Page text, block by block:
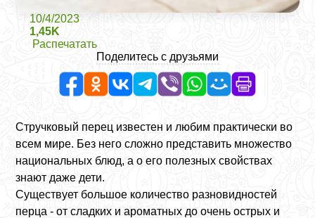
10/4/2023
1,45K
Распечатать
Поделитесь с друзьями
Стручковый перец известен и любим практически во
всем мире. Без него сложно представить множество
национальных блюд, а о его полезных свойствах
знают даже дети.
Существует большое количество разновидностей
перца - от сладких и ароматных до очень острых и